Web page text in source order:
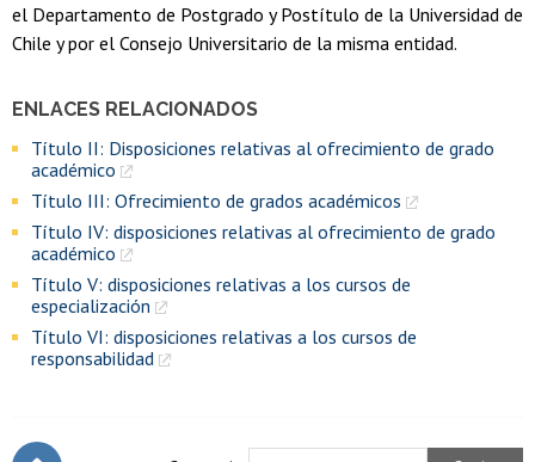
ENLACES RELACIONADOS
Título II: Disposiciones relativas al ofrecimiento de grado
académico
Título III: Ofrecimiento de grados académicos
Título IV: disposiciones relativas al ofrecimiento de grado
académico
Título V: disposiciones relativas a los cursos de
especialización
Título VI: disposiciones relativas a los cursos de
responsabilidad
el Departamento de Postgrado y Postítulo de la Universidad de
Chile y por el Consejo Universitario de la misma entidad.